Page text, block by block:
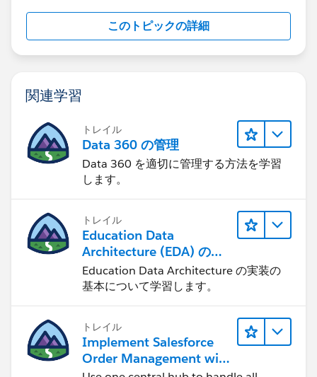
このトピックの詳細
関連学習
トレイル
Data 360 の管理
Data 360 を適切に管理する方法を学習
します。
トレイル
Education Data
Architecture (EDA) の管
理
Education Data Architecture の実装の
基本について学習します。
トレイル
Implement Salesforce
Order Management with